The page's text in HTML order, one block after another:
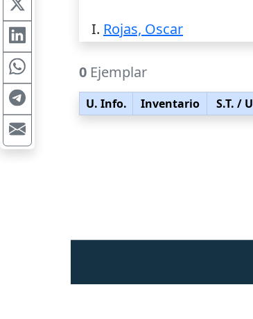
I. Rojas, Oscar
0 Ejemplar
U. Info. Inventario S.T. /